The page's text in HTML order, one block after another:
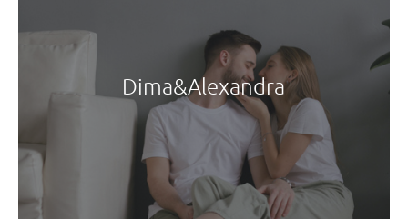
Dima&Alexandra